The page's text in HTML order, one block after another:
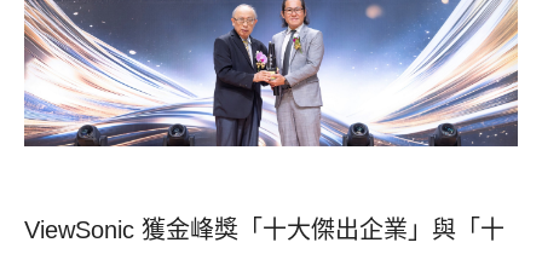
ViewSonic 獲金峰獎「十大傑出企業」與「十